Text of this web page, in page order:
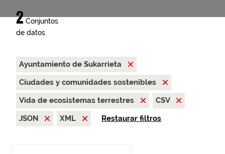
2 Conjuntos
de datos
Ayuntamiento de Sukarrieta
Ciudades y comunidades sostenibles
Vida de ecosistemas terrestres
CSV
JSON
XML Restaurar filtros